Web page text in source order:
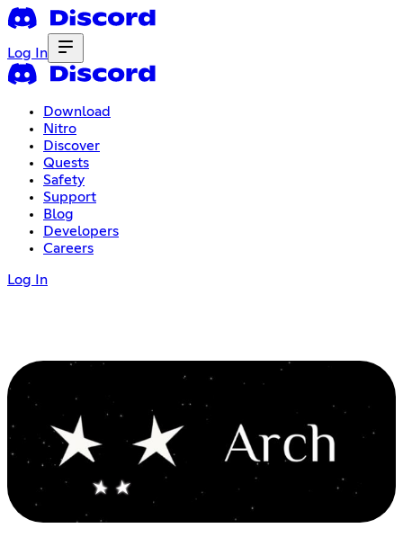
Log In
Download
Nitro
Discover
Quests
Safety
Support
Blog
Developers
Careers
Log In